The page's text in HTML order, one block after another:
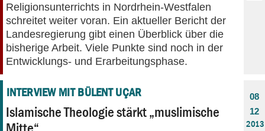
Religionsunterrichts in Nordrhein-Westfalen
schreitet weiter voran. Ein aktueller Bericht der
Landesregierung gibt einen Überblick über die
bisherige Arbeit. Viele Punkte sind noch in der
Entwicklungs- und Erarbeitungsphase.
INTERVIEW MIT BÜLENT UÇAR
Islamische Theologie stärkt „muslimische
Mitte“
08
12
2013